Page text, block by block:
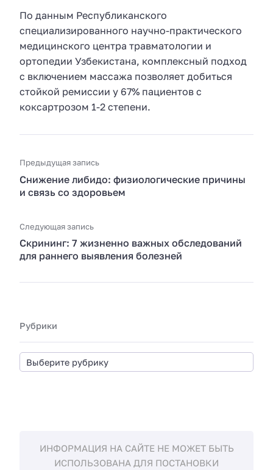
По данным Республиканского
специализированного научно-практического
медицинского центра травматологии и
ортопедии Узбекистана, комплексный подход
с включением массажа позволяет добиться
стойкой ремиссии у 67% пациентов с
коксартрозом 1-2 степени.
Предыдущая запись
Снижение либидо: физиологические причины
и связь со здоровьем
Следующая запись
Скрининг: 7 жизненно важных обследований
для раннего выявления болезней
Рубрики
ИНФОРМАЦИЯ НА САЙТЕ НЕ МОЖЕТ БЫТЬ
ИСПОЛЬЗОВАНА ДЛЯ ПОСТАНОВКИ